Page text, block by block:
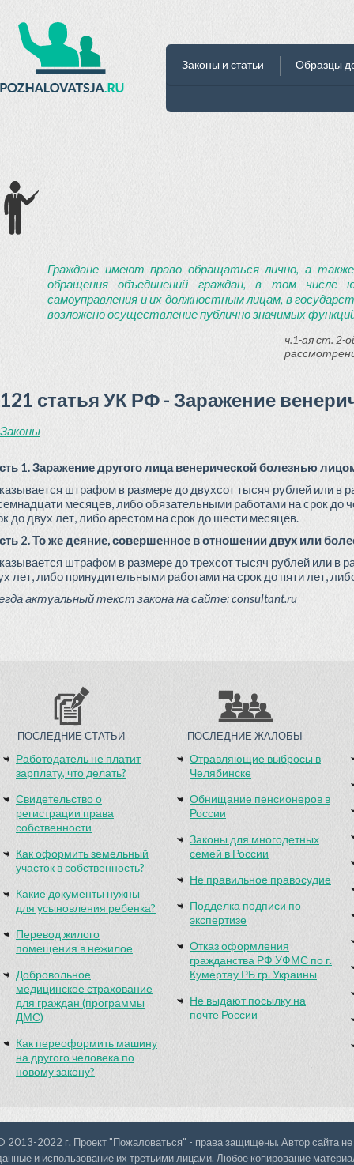
Законы и статьи Образцы
Граждане имеют право обращаться лично, а
обращения объединений граждан, в том числе
самоуправления и их должностным лицам, в
возложено осуществление публично значимых
ч.1-ая ст. 2-
121 статья УК РФ - Заражение
Законы
1. Заражение другого лица венерической болезнью
штрафом в размере до двухсот тысяч рублей или в
месяцев, либо обязательными работами на срок до
до двух лет, либо арестом на срок до шести месяцев.
2. То же деяние, совершенное в отношении двух или
штрафом в размере до трехсот тысяч рублей или в
лет, либо принудительными работами на срок до пяти лет,
актуальный текст закона на сайте:consultant.ru
ПОСЛЕДНИЕ СТАТЬИ
Работодатель не платит
зарплату, что делать?
Свидетельство о
регистрации права
собственности
Как оформить земельный
участок в собственность?
Какие документы нужны
для усыновления ребенка?
Перевод жилого
помещения в нежилое
Добровольное
медицинское страхование
для граждан (программы
ДМС)
Как переоформить машину
на другого человека по
новому закону?
ПОСЛЕДНИЕ ЖАЛОБЫ
Отравляющие выбросы в
Челябинске
Обнищание пенсионеров в
России
Законы для многодетных
семей в России
Не правильное правосудие
Подделка подписи по
экспертизе
Отказ оформления
гражданства РФ УФМС по г.
Кумертау РБ гр. Украины
Не выдают посылку на
почте России
2013-2022 г. Проект "Пожаловаться" - права защищены. Автор сайта не
и использование их третьими лицами. Любое копирование